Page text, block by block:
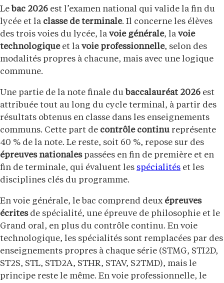
Le bac 2026 est l’examen national qui valide la fin du
lycée et la classe de terminale. Il concerne les élèves
des trois voies du lycée, la voie générale, la voie
technologiqueet la voie professionnelle, selon des
modalités propres à chacune, mais avec une logique
commune.
Une partie de la note finale du baccalauréat 2026 est
attribuée tout au long du cycle terminal, à partir des
résultats obtenus en classe dans les enseignements
communs. Cette part de contrôle continu représente
40 % de la note. Le reste, soit 60 %, repose sur des
épreuves nationalespassées en fin de première et en
fin de terminale, qui évaluent les spécialités et les
disciplines clés du programme.
En voie générale, le bac comprend deux épreuves
écritesde spécialité, une épreuve de philosophie et le
Grand oral, en plus du contrôle continu. En voie
technologique, les spécialités sont remplacées par des
enseignements propres à chaque série (STMG, STI2D,
ST2S, STL, STD2A, STHR, STAV, S2TMD), mais le
principe reste le même. En voie professionnelle, le